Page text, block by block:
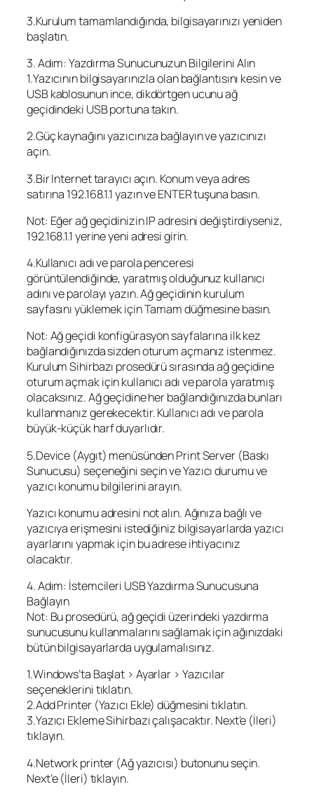
3.Kurulum tamamlandığında, bilgisayarınızı yeniden
başlatın.
3. Adım: Yazdırma Sunucunuzun Bilgilerini Alın
1.Yazıcının bilgisayarınızla olan bağlantısını kesin ve
USB kablosunun ince, dikdörtgen ucunu ağ
geçidindeki USB portuna takın.
2.Güç kaynağını yazıcınıza bağlayın ve yazıcınızı
açın.
3.Bir Internet tarayıcı açın. Konum veya adres
satırına 192.168.1.1 yazın ve ENTER tuşuna basın.
Not: Eğer ağ geçidinizin IP adresini değiştirdiyseniz,
192.168.1.1 yerine yeni adresi girin.
4.Kullanıcı adı ve parola penceresi
görüntülendiğinde, yaratmış olduğunuz kullanıcı
adını ve parolayı yazın. Ağ geçidinin kurulum
sayfasını yüklemek için Tamam düğmesine basın.
Not: Ağ geçidi konfigürasyon sayfalarına ilk kez
bağlandığınızda sizden oturum açmanız istenmez.
Kurulum Sihirbazı prosedürü sırasında ağ geçidine
oturum açmak için kullanıcı adı ve parola yaratmış
olacaksınız. Ağ geçidine her bağlandığınızda bunları
kullanmanız gerekecektir. Kullanıcı adı ve parola
büyük-küçük harf duyarlıdır.
5.Device (Aygıt) menüsünden Print Server (Baskı
Sunucusu) seçeneğini seçin ve Yazıcı durumu ve
yazıcı konumu bilgilerini arayın.
Yazıcı konumu adresini not alın. Ağınıza bağlı ve
yazıcıya erişmesini istediğiniz bilgisayarlarda yazıcı
ayarlarını yapmak için bu adrese ihtiyacınız
olacaktır.
4. Adım: İstemcileri USB Yazdırma Sunucusuna
Bağlayın
Not: Bu prosedürü, ağ geçidi üzerindeki yazdırma
sunucusunu kullanmalarını sağlamak için ağınızdaki
bütün bilgisayarlarda uygulamalısınız.
1.Windows’ta Başlat > Ayarlar > Yazıcılar
seçeneklerini tıklatın.
2.Add Printer (Yazıcı Ekle) düğmesini tıklatın.
3.Yazıcı Ekleme Sihirbazı çalışacaktır. Next’e (İleri)
tıklayın.
4.Network printer (Ağ yazıcısı) butonunu seçin.
Next’e (İleri) tıklayın.